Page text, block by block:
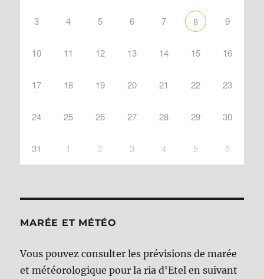
3 4 5 6 7 8 9
10 11 12 13 14 15 16
17 18 19 20 21 22 23
24 25 26 27 28 29 30
31 1 2 3 4 5 6
MARÉE ET MÉTÉO
Vous pouvez consulter les prévisions de marée
et météorologique pour la ria d'Etel en suivant